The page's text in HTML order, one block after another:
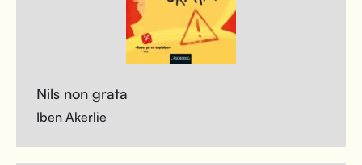
Nils non grata
Iben Akerlie